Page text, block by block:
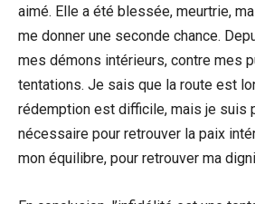
aimé. Elle a été blessée, meurtrie,
me donner une seconde chance.
mes démons intérieurs, contre mes
tentations. Je sais que la route est
rédemption est difficile, mais je suis
nécessaire pour retrouver la paix
mon équilibre, pour retrouver ma